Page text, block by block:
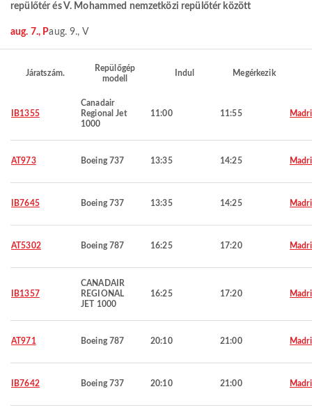
repülőtér és V. Mohammed nemzetközi repülőtér között
aug. 7., Paug. 9., V
Járatszám.
Repülőgép
modell
Indul Megérkezik
IB1355
Canadair
Regional Jet
1000
11:00 11:55
AT973 Boeing 737 13:35 14:25
IB7645 Boeing 737 13:35 14:25
AT5302 Boeing 787 16:25 17:20
IB1357
CANADAIR
REGIONAL
JET 1000
16:25 17:20
AT971 Boeing 787 20:10 21:00
IB7642 Boeing 737 20:10 21:00